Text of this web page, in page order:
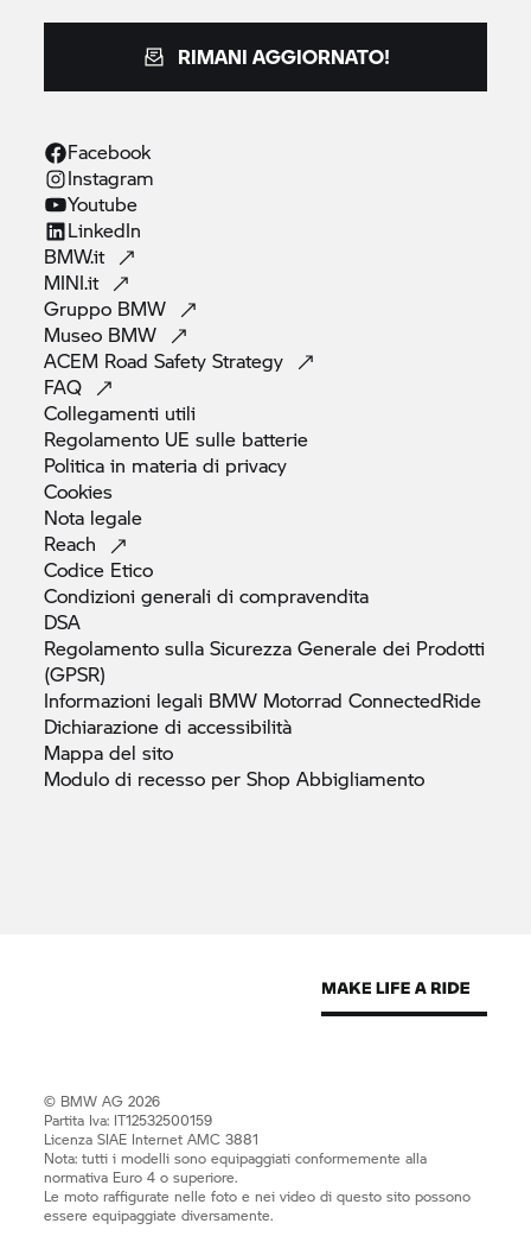
RIMANI AGGIORNATO!
Facebook
Instagram
Youtube
LinkedIn
BMW.it
MINI.it
Gruppo BMW
Museo BMW
ACEM Road SafetyStrategy
FAQ
Collegamenti utili
Regolamento UE sulle batterie
Politica in materia di privacy
Cookies
Nota legale
Reach
Codice Etico
Condizioni generali dicompravendita
DSA
Regolamento sulla Sicurezza Generale dei Prodotti
(GPSR)
Informazioni legali BMW Motorrad ConnectedRide
Dichiarazione diaccessibilità
Mappa delsito
Modulo di recesso per ShopAbbigliamento
© BMW AG 2026
Partita Iva: IT12532500159
Licenza SIAE Internet AMC 3881
Nota: tutti i modelli sono equipaggiati conformemente alla
normativa Euro 4 o superiore.
Le moto raffigurate nelle foto e nei video di questo sito possono
essere equipaggiate diversamente.